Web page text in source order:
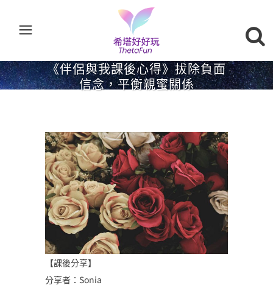
《伴侶與我課後心得》拔除負面
信念，平衡親蜜關係
【課後分享】
分享者：Sonia